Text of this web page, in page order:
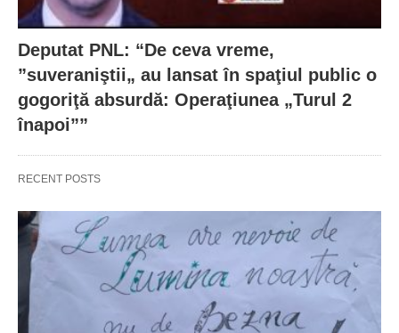
Deputat PNL: “De ceva vreme,
”suveraniştii„ au lansat în spaţiul public o
gogoriţă absurdă: Operaţiunea „Turul 2
înapoi””
RECENT POSTS